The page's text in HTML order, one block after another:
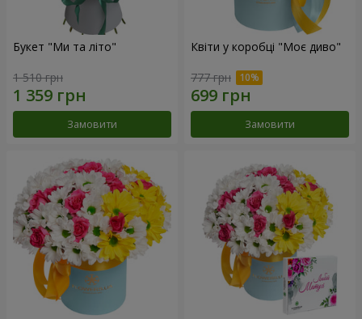
Букет "Ми та літо"
1 510 грн
Замовити
Квіти у коробці "Моє диво"
777 грн
Замовити